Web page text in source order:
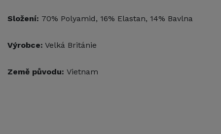
Složení: 70% Polyamid, 16% Elastan, 14% Bavlna
Výrobce: Velká Británie
Země původu: Vietnam